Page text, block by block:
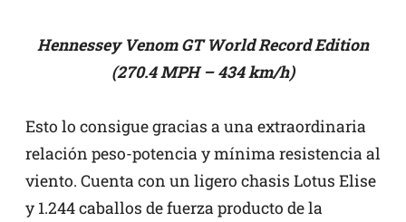
Hennessey Venom GT World Record Edition
(270.4 MPH – 434 km/h)
Esto lo consigue gracias a una extraordinaria
relación peso-potencia y mínima resistencia al
viento. Cuenta con un ligero chasis Lotus Elise
y 1.244 caballos de fuerza producto de la